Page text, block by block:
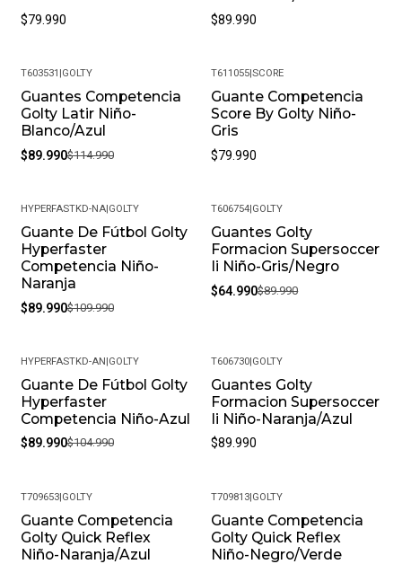
$79.990 $89.990
-22%
T603531 GOLTY
Guantes Competencia
Golty Latir Niño-
Blanco/Azul
$89.990$114.990
T611055 |SCORE
Guante Competencia
Score By Golty Niño-
Gris
$79.990
-18%
HYPERFASTKD-NA| GOLTY
Guante De Fútbol Golty
Hyperfaster
Competencia Niño-
Naranja
$89.990$109.990
-28%
T606754 GOLTY
Guantes Golty
Formacion Supersoccer
Ii Niño-Gris/Negro
$64.990$89.990
-14%
HYPERFASTKD-AN GOLTY
Guante De Fútbol Golty
Hyperfaster
Competencia Niño-Azul
$89.990$104.990
T606730 GOLTY
Guantes Golty
Formacion Supersoccer
Ii Niño-Naranja/Azul
$89.990
T709653| GOLTY
Guante Competencia
Golty Quick Reflex
Niño-Naranja/Azul
T709813 GOLTY
Guante Competencia
Golty Quick Reflex
Niño-Negro/Verde